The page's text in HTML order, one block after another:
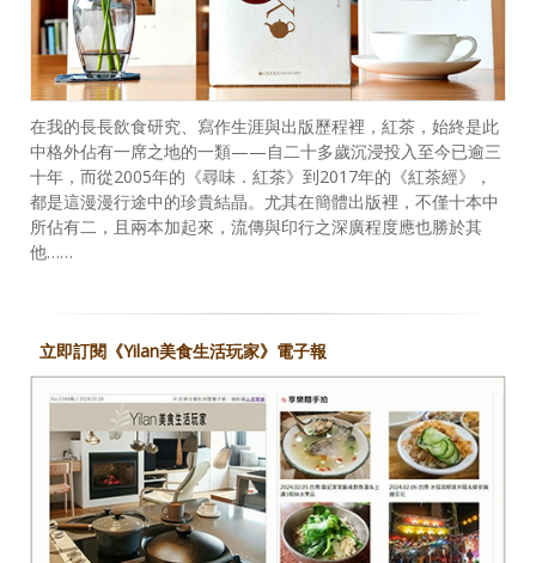
在我的長長飲食研究、寫作生涯與出版歷程裡，紅茶，始終是此
中格外佔有一席之地的一類——自二十多歲沉浸投入至今已逾三
十年，而從2005年的《尋味．紅茶》到2017年的《紅茶經》，
都是這漫漫行途中的珍貴結晶。尤其在簡體出版裡，不僅十本中
所佔有二，且兩本加起來，流傳與印行之深廣程度應也勝於其
他……
立即訂閱《Yilan美食生活玩家》電子報